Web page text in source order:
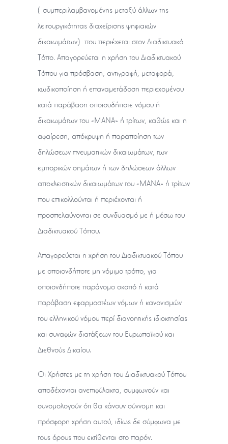
(συμπεριλαμβανομένης μεταξύ άλλων της
λειτουργικότητας διαχείρισης ψηφιακών
δικαιωμάτων) που περιέχεται στον Διαδικτυακό
Τόπο. Απαγορεύεται η χρήση του Διαδικτυακού
Τόπου για πρόσβαση, αντιγραφή, μεταφορά,
κωδικοποίηση ή επαναμετάδοση περιεχομένου
κατά παράβαση οποιουδήποτε νόμου ή
δικαιωμάτων του «ΜΑΝΑ» ή τρίτων, καθώς και η
αφαίρεση, απόκρυψη ή παραποίηση των
δηλώσεων πνευματικών δικαιωμάτων, των
εμπορικών σημάτων ή των δηλώσεων άλλων
αποκλειστικών δικαιωμάτων του «ΜΑΝΑ» ή τρίτων
που επικολλούνται ή περιέχονται ή
προσπελαύνονται σε συνδυασμό με ή μέσω του
Διαδικτυακού Τόπου.
Απαγορεύεται η χρήση του Διαδικτυακού Τόπου
με οποιονδήποτε μη νόμιμο τρόπο, για
οποιονδήποτε παράνομο σκοπό ή κατά
παράβαση εφαρμοστέων νόμων ή κανονισμών
του ελληνικού νόμου περί διανοητικής ιδιοκτησίας
και συναφών διατάξεων του Ευρωπαϊκού και
Διεθνούς Δικαίου.
Οι Χρήστες με τη χρήση του Διαδικτυακού Τόπου
αποδέχονται ανεπιφύλακτα, συμφωνούν και
συνομολογούν ότι θα κάνουν σύννομη και
πρόσφορη χρήση αυτού, ιδίως δε σύμφωνα με
τους όρους που εκτίθενται στο παρόν.